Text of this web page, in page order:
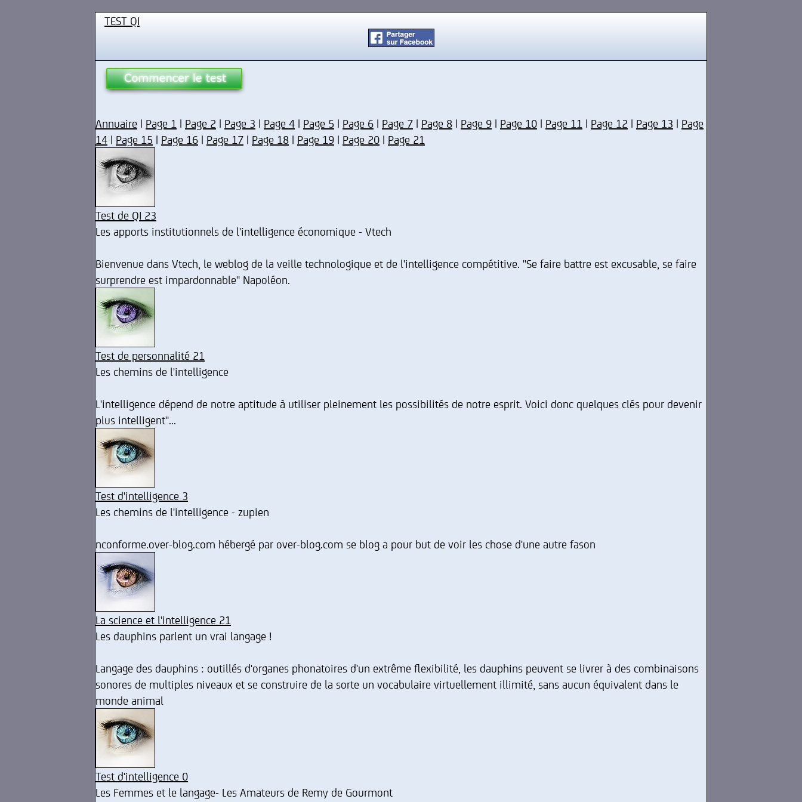
TEST QI
Annuaire | Page 1 | Page 2 | Page 3 | Page 4 | Page 5 | Page 6 | Page 7 | Page 8 | Page 9 | Page 10 | Page 11 | Page 12 | Page 13 | Page
14 | Page 15 | Page 16 | Page 17 | Page 18 | Page 19 | Page 20 | Page 21
Test de QI 23
Les apports institutionnels de l'intelligence économique - Vtech
Bienvenue dans Vtech, le weblog de la veille technologique et de l'intelligence compétitive. "Se faire battre est excusable, se faire
surprendre est impardonnable" Napoléon.
Test de personnalité 21
Les chemins de l'intelligence
L'intelligence dépend de notre aptitude à utiliser pleinement les possibilités de notre esprit. Voici donc quelques clés pour devenir
plus intelligent"...
Test d'intelligence 3
Les chemins de l'intelligence - zupien
nconforme.over-blog.com hébergé par over-blog.com se blog a pour but de voir les chose d'une autre fason
La science et l'intelligence 21
Les dauphins parlent un vrai langage !
Langage des dauphins : outillés d'organes phonatoires d'un extrême flexibilité, les dauphins peuvent se livrer à des combinaisons
sonores de multiples niveaux et se construire de la sorte un vocabulaire virtuellement illimité, sans aucun équivalent dans le
monde animal
Test d'intelligence 0
Les Femmes et le langage- Les Amateurs de Remy de Gourmont